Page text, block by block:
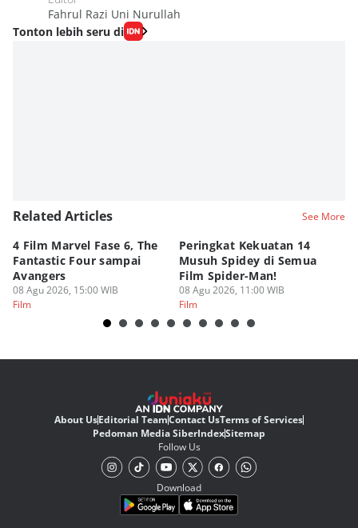
Fahrul Razi Uni Nurullah
Tonton lebih seru di
Related Articles See More
4 Film Marvel Fase 6, The
Fantastic Four sampai
Avangers
08 Agu 2026, 15:00 WIB
Film
Peringkat Kekuatan 14
Musuh Spidey di Semua
Film Spider-Man!
08 Agu 2026, 11:00 WIB
Film
About UsEditorial TeamContact UsTerms of Services
Pedoman Media SiberIndexSitemap
Follow Us
Download